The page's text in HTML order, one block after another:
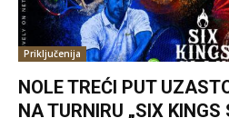
Priključenija
NOLE TREĆI PUT
NA TURNIRU „SIX KINGS